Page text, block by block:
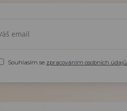
Souhlasím se zpracováním osobních údajů